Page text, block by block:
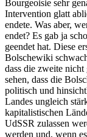
Bourgeoisie sehr
Intervention glatt
endete. Was aber,
endet? Es gab ja
geendet hat. Diese
Bolschewiki
dass die zweite
sehen, dass die
politisch und
Landes ungleich
kapitalistischen
UdSSR zulassen
werden und, wenn